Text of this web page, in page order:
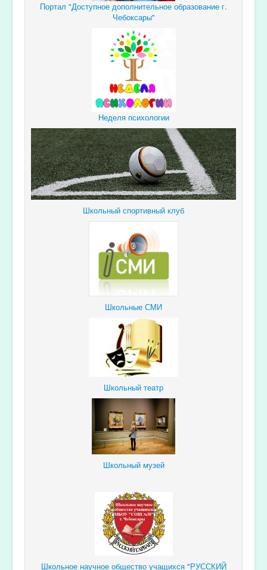
Портал "Доступное дополнительное образование г.
Чебоксары"
Неделя психологии
Школьный спортивный клуб
Школьные СМИ
Школьный театр
Школьный музей
Школьное научное общество учащихся "РУССКИЙ